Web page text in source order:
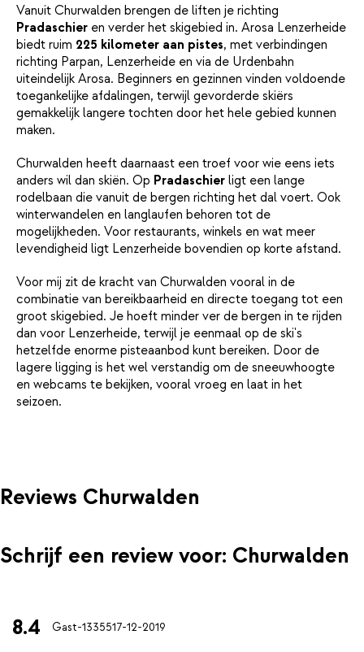
Vanuit Churwalden brengen de liften je richting
Pradaschier en verder het skigebied in. Arosa Lenzerheide
biedt ruim 225 kilometer aan pistes, met verbindingen
richting Parpan, Lenzerheide en via de Urdenbahn
uiteindelijk Arosa. Beginners en gezinnen vinden voldoende
toegankelijke afdalingen, terwijl gevorderde skiërs
gemakkelijk langere tochten door het hele gebied kunnen
maken.
Churwalden heeft daarnaast een troef voor wie eens iets
anders wil dan skiën. Op Pradaschier ligt een lange
rodelbaan die vanuit de bergen richting het dal voert. Ook
winterwandelen en langlaufen behoren tot de
mogelijkheden. Voor restaurants, winkels en wat meer
levendigheid ligt Lenzerheide bovendien op korte afstand.
Voor mij zit de kracht van Churwalden vooral in de
combinatie van bereikbaarheid en directe toegang tot een
groot skigebied. Je hoeft minder ver de bergen in te rijden
dan voor Lenzerheide, terwijl je eenmaal op de ski's
hetzelfde enorme pisteaanbod kunt bereiken. Door de
lagere ligging is het wel verstandig om de sneeuwhoogte
en webcams te bekijken, vooral vroeg en laat in het
seizoen.
Reviews Churwalden
Schrijf een review voor: Churwalden
8.4 Gast-1335517-12-2019